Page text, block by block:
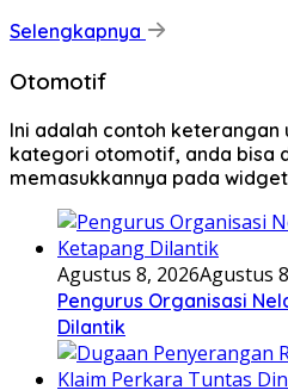
Selengkapnya
Otomotif
Ini adalah contoh keterangan
kategori otomotif, anda bisa
memasukkannya pada
Agustus 8, 2026Agustus
Pengurus Organisasi
Dilantik